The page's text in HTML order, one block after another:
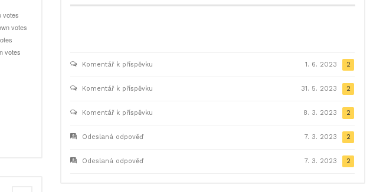
Komentář k příspěvku 1. 6. 2023 2
Komentář k příspěvku 31. 5. 2023 2
Komentář k příspěvku 8. 3. 2023 2
Odeslaná odpověď 7. 3. 2023 2
Odeslaná odpověď 7. 3. 2023 2